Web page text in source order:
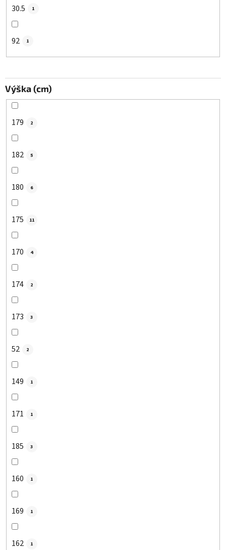
30.5 1
92 1
Výška (cm)
179 2
182 5
180 6
175 11
170 4
174 2
173 3
52 2
149 1
171 1
185 3
160 1
169 1
162 1